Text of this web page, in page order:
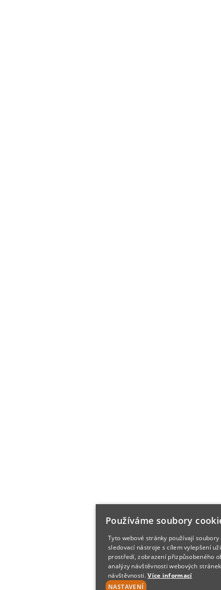
Používáme soubory
Tyto webové stránky používají
sledovací nástroje s cílem vylepšení
prostředí, zobrazení přizpůsobeného
analýzy návštěvnosti webových
návštěvnosti.Více informací
NASTAVENÍ